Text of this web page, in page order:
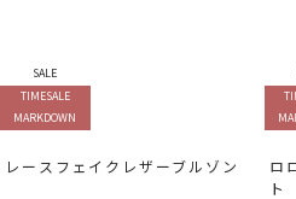
SALE
TIMESALE
MARKDOWN
レースフェイクレザーブルゾン
ロ
ト